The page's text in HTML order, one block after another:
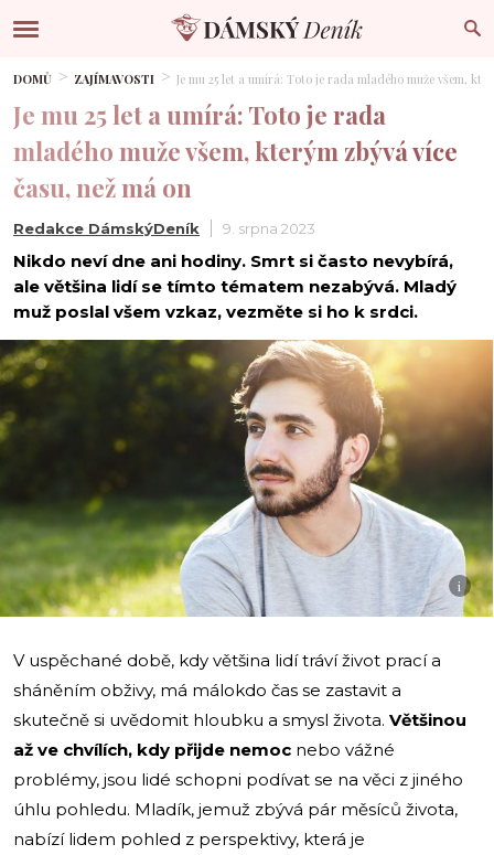
DOMŮ ZAJÍMAVOSTI Je mu 25 let a umírá: Toto je rada mladého muže všem,
Je mu 25 let a umírá: Toto je rada
mladého muže všem, kterým zbývá více
času, než má on
Redakce DámskýDeník 9. srpna 2023
Nikdo neví dne ani hodiny. Smrt si často nevybírá,
ale většina lidí se tímto tématem nezabývá. Mladý
muž poslal všem vzkaz, vezměte si ho k srdci.
i
V uspěchané době, kdy většina lidí tráví život prací a
sháněním obživy, má málokdo čas se zastavit a
skutečně si uvědomit hloubku a smysl života. Většinou
až ve chvílích, kdy přijde nemoc nebo vážné
problémy, jsou lidé schopni podívat se na věci z jiného
úhlu pohledu. Mladík, jemuž zbývá pár měsíců života,
nabízí lidem pohled z perspektivy, která je